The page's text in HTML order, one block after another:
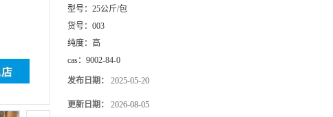
型号： 25公斤/包
货号： 003
纯度： 高
cas： 9002-84-0
发布日期： 2025-05-20
更新日期： 2026-08-05